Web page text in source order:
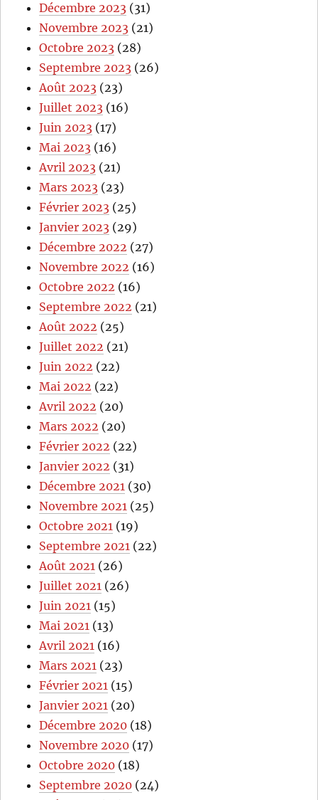
Décembre 2023 (31)
Novembre 2023 (21)
Octobre 2023 (28)
Septembre 2023 (26)
Août 2023 (23)
Juillet 2023 (16)
Juin 2023 (17)
Mai 2023 (16)
Avril 2023 (21)
Mars 2023 (23)
Février 2023 (25)
Janvier 2023 (29)
Décembre 2022 (27)
Novembre 2022 (16)
Octobre 2022 (16)
Septembre 2022 (21)
Août 2022 (25)
Juillet 2022 (21)
Juin 2022 (22)
Mai 2022 (22)
Avril 2022 (20)
Mars 2022 (20)
Février 2022 (22)
Janvier 2022 (31)
Décembre 2021 (30)
Novembre 2021 (25)
Octobre 2021 (19)
Septembre 2021 (22)
Août 2021 (26)
Juillet 2021 (26)
Juin 2021 (15)
Mai 2021 (13)
Avril 2021 (16)
Mars 2021 (23)
Février 2021 (15)
Janvier 2021 (20)
Décembre 2020 (18)
Novembre 2020 (17)
Octobre 2020 (18)
Septembre 2020 (24)